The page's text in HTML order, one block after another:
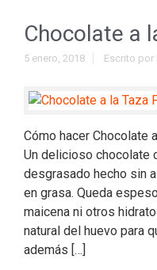
Chocolate a
5 enero, 2018 Escrito por
Cómo hacer Chocolate
Un delicioso chocolate
desgrasado hecho sin
en grasa. Queda
maicena ni otros
natural del huevo para
además […]